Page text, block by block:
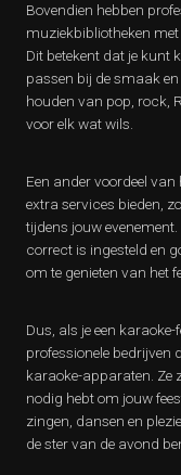
Bovendien hebben
muziekbibliotheken
Dit betekent dat je kunt
passen bij de smaak
houden van pop, rock,
voor elk wat wils.
Een ander voordeel
extra services bieden,
tijdens jouw
correct is ingesteld en
om te genieten van het
Dus, als je een
professionele bedrijven
karaoke-apparaten. Ze
nodig hebt om jouw
zingen, dansen en
de ster van de avond